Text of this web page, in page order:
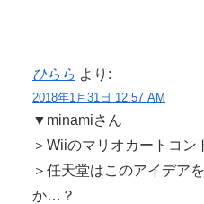
ひらら より:
2018年1月31日 12:57 AM
▼minamiさん
＞Wiiのマリオカートコン
＞任天堂はこのアイデア
か…？